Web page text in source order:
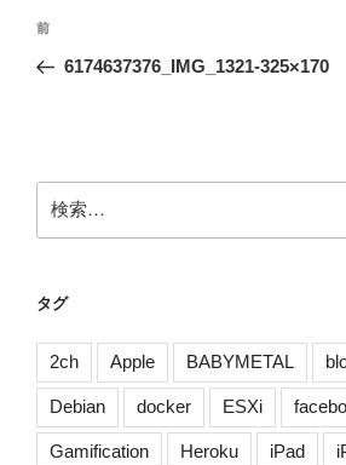
投
ナ
ー
シ
前
の
前
6174637376_IMG_1321-325×170
索:
タグ
2ch Apple BABYMETAL
Debian docker ESXi
Gamification Heroku iPad